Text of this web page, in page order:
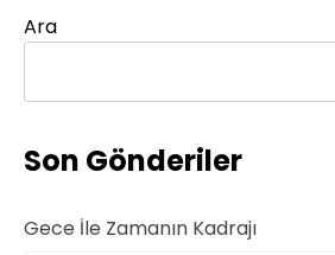
Ara
Son Gönderiler
Gece İle Zamanın Kadrajı